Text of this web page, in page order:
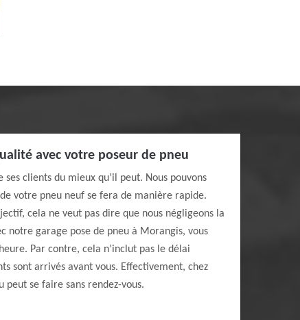
avec votre poseur de pneu
ses clients du mieux qu’il peut. Nous pouvons
votre pneu neuf se fera de manière rapide.
cela ne veut pas dire que nous négligeons la
notre garage pose de pneu à Morangis, vous
Par contre, cela n’inclut pas le délai
sont arrivés avant vous. Effectivement, chez
peut se faire sans rendez-vous.